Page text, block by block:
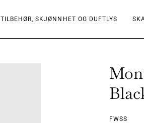
TILBEHØR, SKJØNNHET OG DUFTLYS
FWSS